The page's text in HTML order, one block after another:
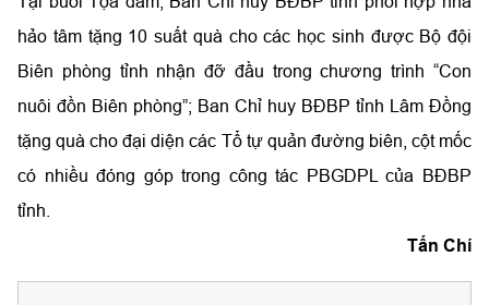
hảo tâm tặng 10 suất quà cho các học sinh được Bộ đội
Biên phòng tỉnh nhận đỡ đầu trong chương trình “Con
nuôi đồn Biên phòng”; Ban Chỉ huy BĐBP tỉnh Lâm Đồng
tặng quà cho đại diện các Tổ tự quản đường biên, cột mốc
có nhiều đóng góp trong công tác PBGDPL của BĐBP
tỉnh.
Tấn Chí